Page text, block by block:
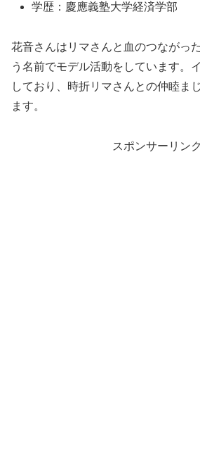
学歴：慶應義塾大学経済学部
花音さんはリマさんと血のつながっ
う名前でモデル活動をしています。
しており、時折リマさんとの仲睦ま
ます。
スポンサーリンク